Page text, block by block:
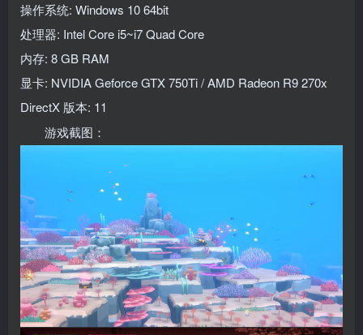
操作系统: Windows 10 64bit
处理器: Intel Core i5~i7 Quad Core
内存: 8 GB RAM
显卡: NVIDIA Geforce GTX 750Ti / AMD Radeon R9 270x
DirectX 版本: 11
游戏截图：